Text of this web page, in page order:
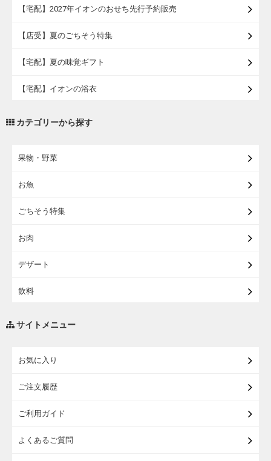
【宅配】2027年イオンのおせち先行予約販売
【店受】夏のごちそう特集
【宅配】夏の味覚ギフト
【宅配】イオンの浴衣
カテゴリーから探す
果物・野菜
お魚
ごちそう特集
お肉
デザート
飲料
サイトメニュー
お気に入り
ご注文履歴
ご利用ガイド
よくあるご質問